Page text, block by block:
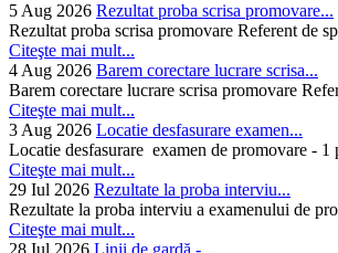
5 Aug 2026 Rezultat proba scrisa promovare...
Rezultat proba scrisa promovare Referent de
Citeşte mai mult...
4 Aug 2026 Barem corectare lucrare scrisa...
Barem corectare lucrare scrisa promovare
Citeşte mai mult...
3 Aug 2026 Locatie desfasurare examen...
Locatie desfasurare examen de promovare -
Citeşte mai mult...
29 Iul 2026 Rezultate la proba interviu...
Rezultate la proba interviu a examenului de
Citeşte mai mult...
28 Iul 2026 Linii de gardă -...